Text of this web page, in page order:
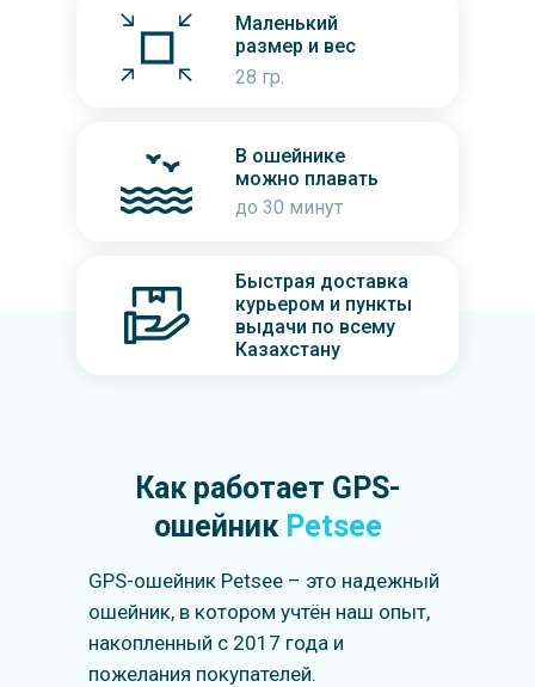
Маленький
размер и вес
28 гр.
В ошейнике
можно плавать
до 30 минут
Быстрая доставка
курьером и пункты
выдачи по всему
Казахстану
Как работает GPS-
ошейник Petsee
GPS-ошейник Petsee – это надежный
ошейник, в котором учтён наш опыт,
накопленный с 2017 года и
пожелания покупателей.